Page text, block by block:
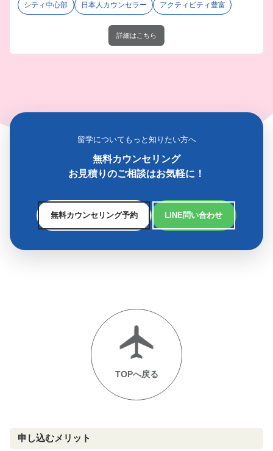
シティ中心部 日本人カウンセラー アクティビティ豊富
詳細はこちら
留学についてもっと知りたい方へ
無料カウンセリング
お見積りのご相談はお気軽に！
無料カウンセリング予約 LINE問い合わせ
TOPへ戻る
申し込むメリット